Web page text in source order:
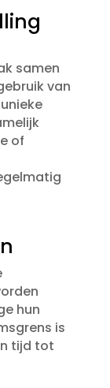
samen
van
of
hun
is
tijd tot